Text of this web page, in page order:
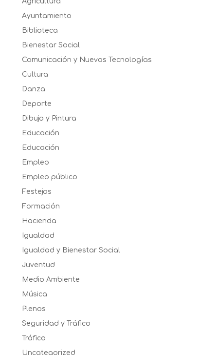
Ayuntamiento
Biblioteca
Bienestar Social
Comunicación y Nuevas Tecnologías
Cultura
Danza
Deporte
Dibujo y Pintura
Educación
Educación
Empleo
Empleo público
Festejos
Formación
Hacienda
Igualdad
Igualdad y Bienestar Social
Juventud
Medio Ambiente
Música
Plenos
Seguridad y Tráfico
Tráfico
Uncategorized